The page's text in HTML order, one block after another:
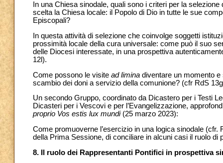
In una Chiesa sinodale, quali sono i criteri per la
scelta la Chiesa locale: il Popolo di Dio in tutte le sue
Episcopali?
In questa attività di selezione che coinvolge soggetti
prossimità locale della cura universale: come può il suo
delle Diocesi interessate, in una prospettiva
12l).
Come possono le visite ad limina diventare un momento
scambio dei doni a servizio della comunione? (cfr RdS
Un secondo Gruppo, coordinato da Dicastero per i Testi
Dicasteri per i Vescovi e per l’Evangelizzazione,
proprio Vos estis lux mundi (25 marzo 2023):
Come promuoverne l’esercizio in una logica sinodale
della Prima Sessione, di conciliare in alcuni casi il ruolo di
8. Il ruolo dei Rappresentanti Pontifici in prospettiva